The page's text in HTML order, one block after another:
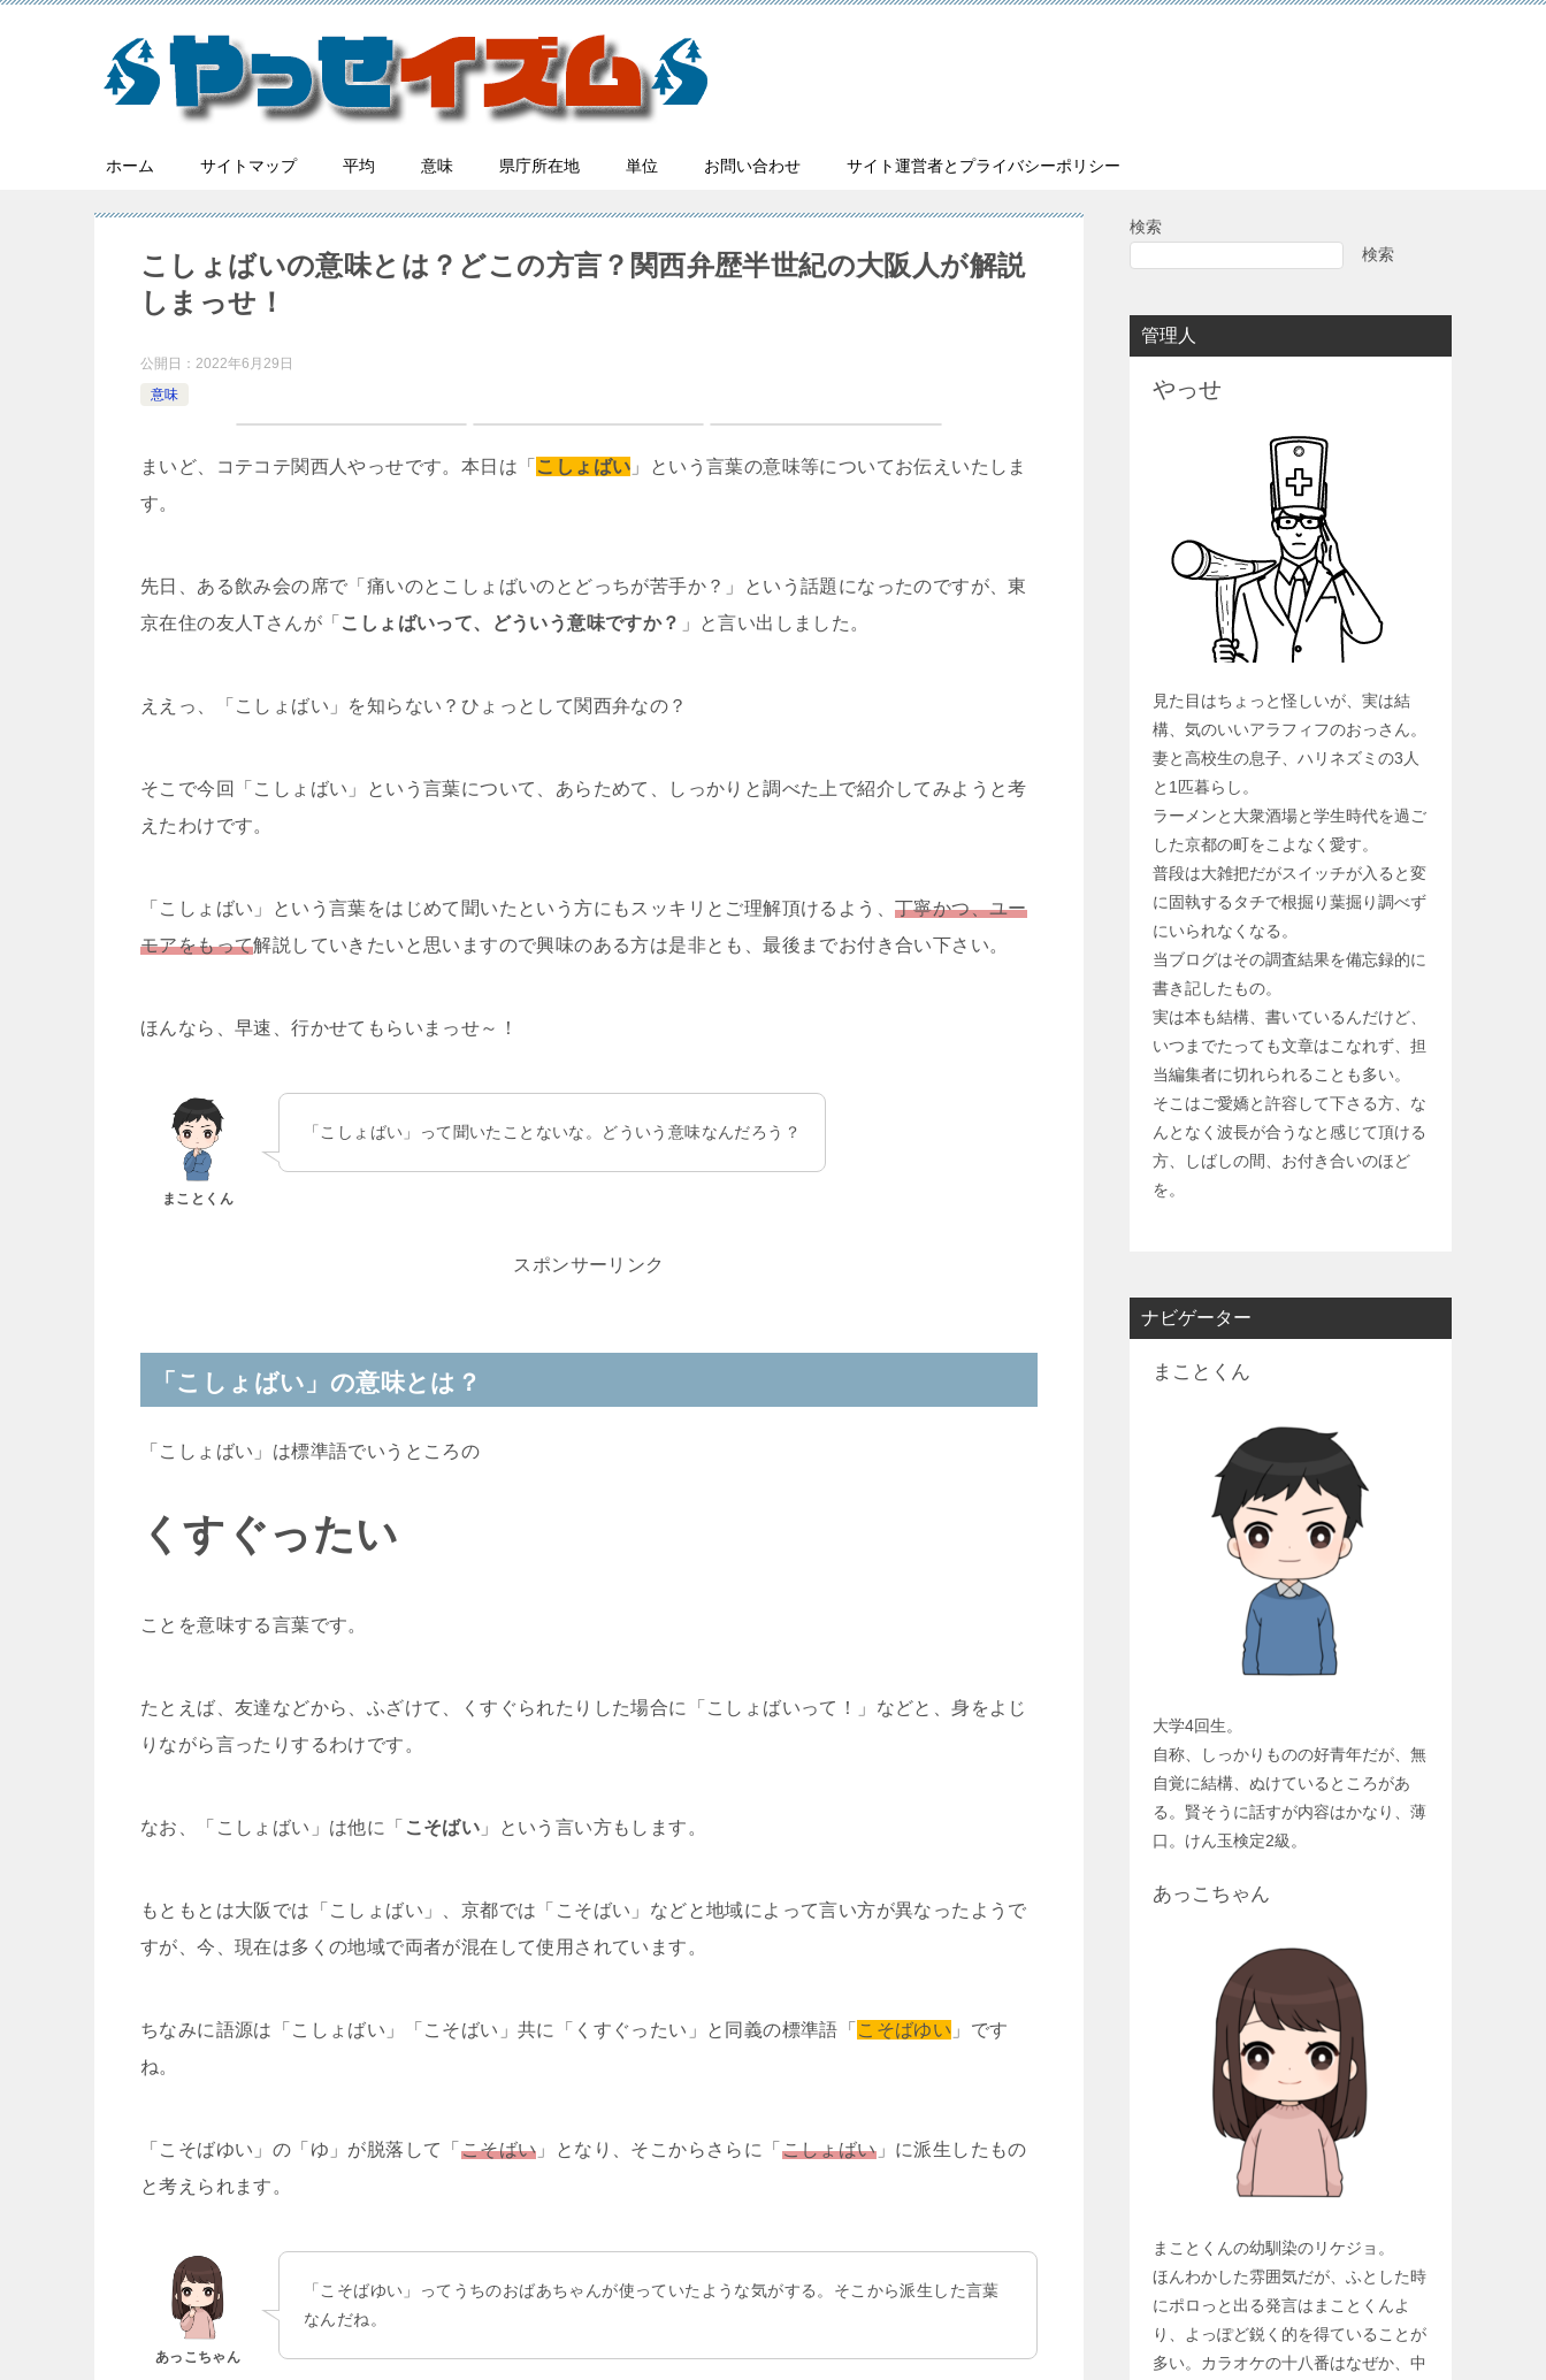
ホーム サイトマップ 平均 意味 県庁所在地 単位 お問い合わせ サイト運営者とプライバシーポリシー
こしょばいの意味とは？どこの方言？関西弁歴半世紀の大阪人が解説
しまっせ！
公開日： 2022年6月29日
意味
まいど、コテコテ関西人やっせです。本日は「 こしょばい 」という言葉の意味等についてお伝えいたしま
す。
先日、ある飲み会の席で「痛いのとこしょばいのとどっちが苦手か？」という話題になったのですが、東
京在住の友人Tさんが「 こしょばいって、どういう意味ですか？ 」と言い出しました。
ええっ、「こしょばい」を知らない？ひょっとして関西弁なの？
そこで今回「こしょばい」という言葉について、あらためて、しっかりと調べた上で紹介してみようと考
えたわけです。
「こしょばい」という言葉をはじめて聞いたという方にもスッキリとご理解頂けるよう、 丁寧かつ、ユー
モアをもって解説していきたいと思いますので興味のある方は是非とも、最後までお付き合い下さい。
ほんなら、早速、行かせてもらいまっせ～！
まことくん
「こしょばい」って聞いたことないな。どういう意味なんだろう？
スポンサーリンク
「こしょばい」の意味とは？
ことを意味する言葉です。
たとえば、友達などから、ふざけて、くすぐられたりした場合に「こしょばいって！」などと、身をよじ
りながら言ったりするわけです。
なお、「こしょばい」は他に「 こそばい」という言い方もします。
すが、今、現在は多くの地域で両者が混在して使用されています。
ちなみに語源は「こしょばい」「こそばい」共に「くすぐったい」と同義の標準語「
検索
検索
管理人
やっせ
見た目はちょっと怪しいが、実は結
構、気のいいアラフィフのおっさん。
妻と高校生の息子、ハリネズミの3人
と1匹暮らし。
ラーメンと大衆酒場と学生時代を過ご
した京都の町をこよなく愛す。
普段は大雑把だがスイッチが入ると変
に固執するタチで根掘り葉掘り調べず
にいられなくなる。
当ブログはその調査結果を備忘録的に
書き記したもの。
実は本も結構、書いているんだけど、
いつまでたっても文章はこなれず、担
当編集者に切れられることも多い。
そこはご愛嬌と許容して下さる方、な
んとなく波長が合うなと感じて頂ける
方、しばしの間、お付き合いのほど
を。
ナビゲーター
まことくん
大学4回生。
自称、しっかりものの好青年だが、無
自覚に結構、ぬけているところがあ
る。賢そうに話すが内容はかなり、薄
口。けん玉検定2級。
あっこちゃん
まことくんの幼馴染のリケジョ。
ほんわかした雰囲気だが、ふとした時
にポロっと出る発言はまことくんよ
り、よっぽど鋭く的を得ていることが
多い。カラオケの十八番はなぜか、中